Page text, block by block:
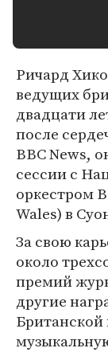
Ричард
ведущих
двадцати
после
BBC News,
сессии с
оркестром
Wales) в
За свою
около
премий
другие
Британской